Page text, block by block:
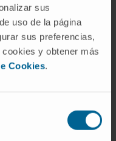
sus
uso de la página
sus preferencias,
y obtener más
Cookies.
de
ayant